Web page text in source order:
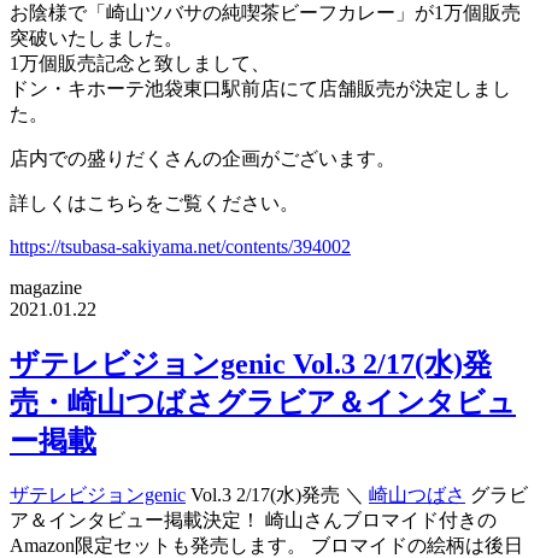
お陰様で「崎山ツバサの純喫茶ビーフカレー」が1万個販売
突破いたしました。
1万個販売記念と致しまして、
ドン・キホーテ池袋東口駅前店にて店舗販売が決定しまし
た。
店内での盛りだくさんの企画がございます。
詳しくはこちらをご覧ください。
https://tsubasa-sakiyama.net/contents/394002
magazine
2021.01.22
ザテレビジョンgenic Vol.3 2/17(水)発
売・崎山つばさグラビア＆インタビュ
ー掲載
ザテレビジョンgenic Vol.3 2/17(水)発売 ＼ 崎山つばさ グラビ
ア＆インタビュー掲載決定！ 崎山さんブロマイド付きの
Amazon限定セットも発売します。 ブロマイドの絵柄は後日